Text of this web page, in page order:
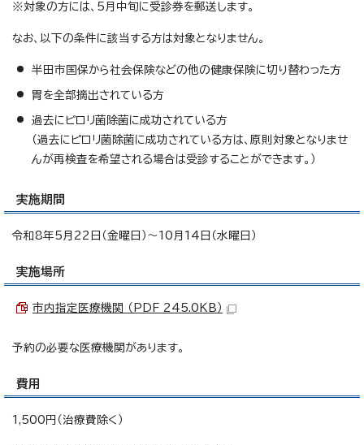
※対象の方には、5月中旬に受診券を郵送します。
なお、以下の条件に該当する方は対象となりません。
半田市国保から社会保険などの他の健康保険に切り替わった方
胃を全部摘出されている方
過去にピロリ菌除菌に成功されている方
（過去にピロリ菌除菌に成功されている方は、原則対象となりませ
んが再検査を希望される場合は受診することができます。）
実施期間
令和8年5月22日（金曜日）～10月14日（水曜日）
実施場所
市内指定医療機関 （PDF 245.0KB）
予約の必要な医療機関があります。
費用
1,500円（治療費除く）